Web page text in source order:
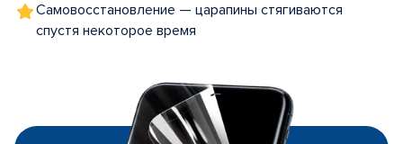
Самовосстановление — царапины стягиваются
спустя некоторое время